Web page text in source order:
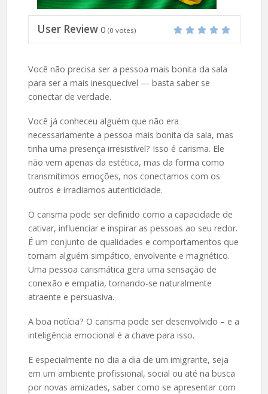
User Review 0 (0 votes)
Você não precisa ser a pessoa mais bonita da sala
para ser a mais inesquecível — basta saber se
conectar de verdade.
Você já conheceu alguém que não era
necessariamente a pessoa mais bonita da sala, mas
tinha uma presença irresistível? Isso é carisma. Ele
não vem apenas da estética, mas da forma como
transmitimos emoções, nos conectamos com os
outros e irradiamos autenticidade.
O carisma pode ser definido como a capacidade de
cativar, influenciar e inspirar as pessoas ao seu redor.
É um conjunto de qualidades e comportamentos que
tornam alguém simpático, envolvente e magnético.
Uma pessoa carismática gera uma sensação de
conexão e empatia, tornando-se naturalmente
atraente e persuasiva.
A boa notícia? O carisma pode ser desenvolvido – e a
inteligência emocional é a chave para isso.
E especialmente no dia a dia de um imigrante, seja
em um ambiente profissional, social ou até na busca
por novas amizades, saber como se apresentar com